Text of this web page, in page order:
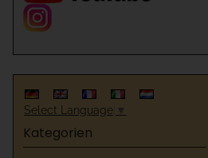
Select Language ▼
Kategorien